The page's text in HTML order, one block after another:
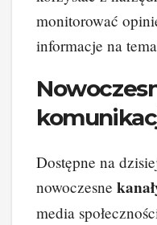
monitorować
informacje na
Dostępne na
nowoczesne
media